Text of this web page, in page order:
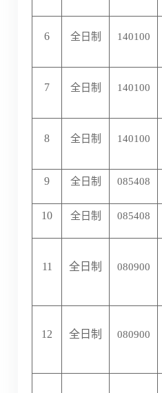
6 全日制 140100
7 全日制 140100
8 全日制 140100
9 全日制 085408
10 全日制 085408
11 全日制 080900
12 全日制 080900